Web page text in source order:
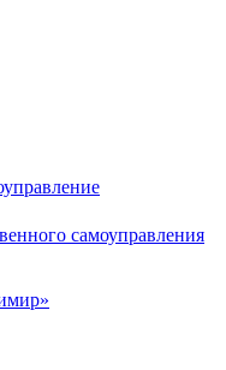
самоуправления